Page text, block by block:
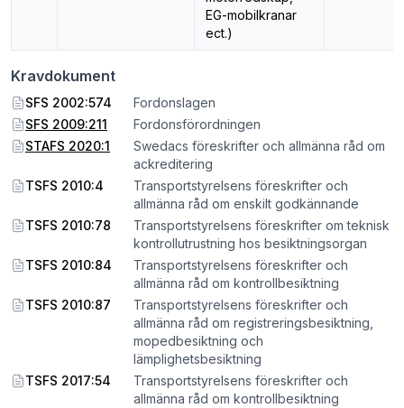
EG-mobilkranar
ect.)
Kravdokument
SFS 2002:574
Fordonslagen
SFS 2009:211
Fordonsförordningen
STAFS 2020:1
Swedacs föreskrifter och allmänna råd om
ackreditering
TSFS 2010:4
Transportstyrelsens föreskrifter och
allmänna råd om enskilt godkännande
TSFS 2010:78
Transportstyrelsens föreskrifter om teknisk
kontrollutrustning hos besiktningsorgan
TSFS 2010:84
Transportstyrelsens föreskrifter och
allmänna råd om kontrollbesiktning
TSFS 2010:87
Transportstyrelsens föreskrifter och
allmänna råd om registreringsbesiktning,
mopedbesiktning och
lämplighetsbesiktning
TSFS 2017:54
Transportstyrelsens föreskrifter och
allmänna råd om kontrollbesiktning